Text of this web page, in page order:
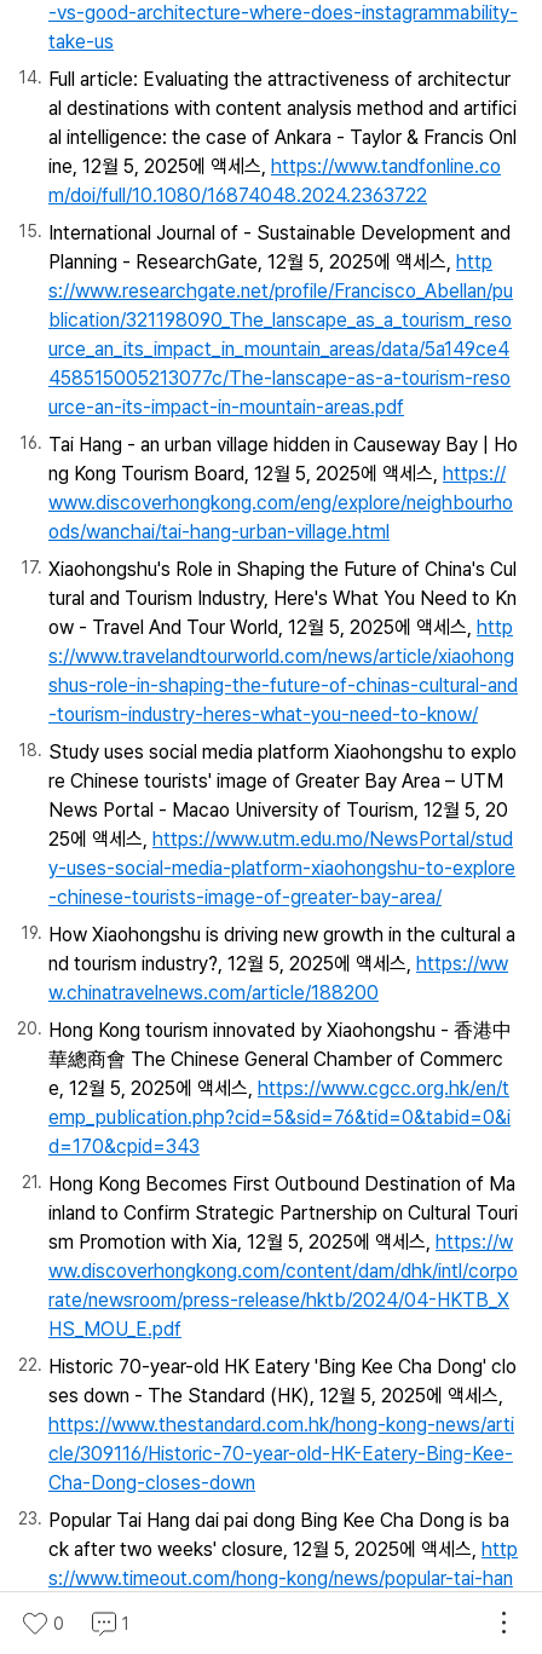
-vs-good-architecture-where-does-instagrammability-
take-us
Full article: Evaluating the attractiveness of architectur
al destinations with content analysis method and artifici
al intelligence: the case of Ankara - Taylor & Francis Onl
ine, 12월 5, 2025에 액세스, https://www.tandfonline.co
m/doi/full/10.1080/16874048.2024.2363722
International Journal of - Sustainable Development and
Planning - ResearchGate, 12월 5, 2025에 액세스, http
s://www.researchgate.net/profile/Francisco_Abellan/pu
blication/321198090_The_lanscape_as_a_tourism_reso
urce_an_its_impact_in_mountain_areas/data/5a149ce4
458515005213077c/The-lanscape-as-a-tourism-reso
urce-an-its-impact-in-mountain-areas.pdf
Tai Hang - an urban village hidden in Causeway Bay | Ho
ng Kong Tourism Board, 12월 5, 2025에 액세스, https://
www.discoverhongkong.com/eng/explore/neighbourho
ods/wanchai/tai-hang-urban-village.html
Xiaohongshu's Role in Shaping the Future of China's Cul
tural and Tourism Industry, Here's What You Need to Kn
ow - Travel And Tour World, 12월 5, 2025에 액세스, http
s://www.travelandtourworld.com/news/article/xiaohong
shus-role-in-shaping-the-future-of-chinas-cultural-and
-tourism-industry-heres-what-you-need-to-know/
Study uses social media platform Xiaohongshu to explo
re Chinese tourists' image of Greater Bay Area – UTM
News Portal - Macao University of Tourism, 12월 5, 20
25에 액세스, https://www.utm.edu.mo/NewsPortal/stud
y-uses-social-media-platform-xiaohongshu-to-explore
-chinese-tourists-image-of-greater-bay-area/
How Xiaohongshu is driving new growth in the cultural a
nd tourism industry?, 12월 5, 2025에 액세스, https://ww
w.chinatravelnews.com/article/188200
Hong Kong tourism innovated by Xiaohongshu - 香港中
華總商會 The Chinese General Chamber of Commerc
e, 12월 5, 2025에 액세스, https://www.cgcc.org.hk/en/t
emp_publication.php?cid=5&sid=76&tid=0&tabid=0&i
d=170&cpid=343
Hong Kong Becomes First Outbound Destination of Ma
inland to Confirm Strategic Partnership on Cultural Touri
sm Promotion with Xia, 12월 5, 2025에 액세스, https://w
ww.discoverhongkong.com/content/dam/dhk/intl/corpo
rate/newsroom/press-release/hktb/2024/04-HKTB_X
HS_MOU_E.pdf
Historic 70-year-old HK Eatery 'Bing Kee Cha Dong' clo
ses down - The Standard (HK), 12월 5, 2025에 액세스,
https://www.thestandard.com.hk/hong-kong-news/arti
cle/309116/Historic-70-year-old-HK-Eatery-Bing-Kee-
Cha-Dong-closes-down
Popular Tai Hang dai pai dong Bing Kee Cha Dong is ba
ck after two weeks' closure, 12월 5, 2025에 액세스, http
s://www.timeout.com/hong-kong/news/popular-tai-han
g-dai-pai-dong-bing-kee-cha-dong-is-back-after-two
-weeks-closure-091725
0 1